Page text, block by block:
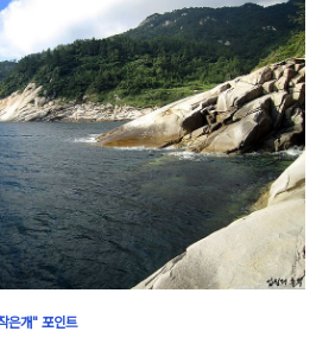
은개" 포인트